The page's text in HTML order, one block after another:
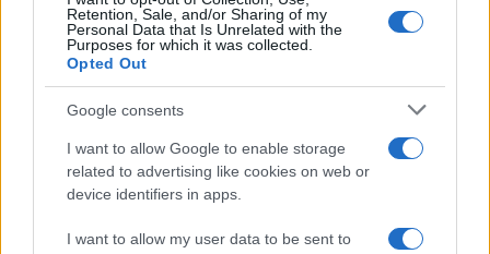
Retention, Sale, and/or Sharing of my
Personal Data that Is Unrelated with the
Purposes for which it was collected.
Opted Out
Google consents
I want to allow Google to enable storage
related to advertising like cookies on web or
device identifiers in apps.
I want to allow my user data to be sent to
diGiovanni Cedaro
24 Agosto 2022, 15:00